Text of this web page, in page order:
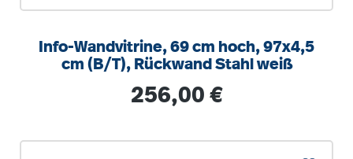
Info-Wandvitrine, 69 cm hoch, 97x4,5
cm (B/T), Rückwand Stahl weiß
Regulärer Preis:
256,00 €